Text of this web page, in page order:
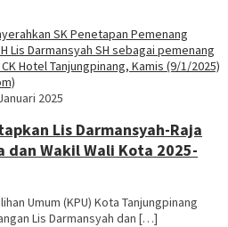
2025
Lis Darmansyah-Raja
dan Wakil Wali Kota 2025-
Umum (KPU) Kota Tanjungpinang
Lis Darmansyah dan […]